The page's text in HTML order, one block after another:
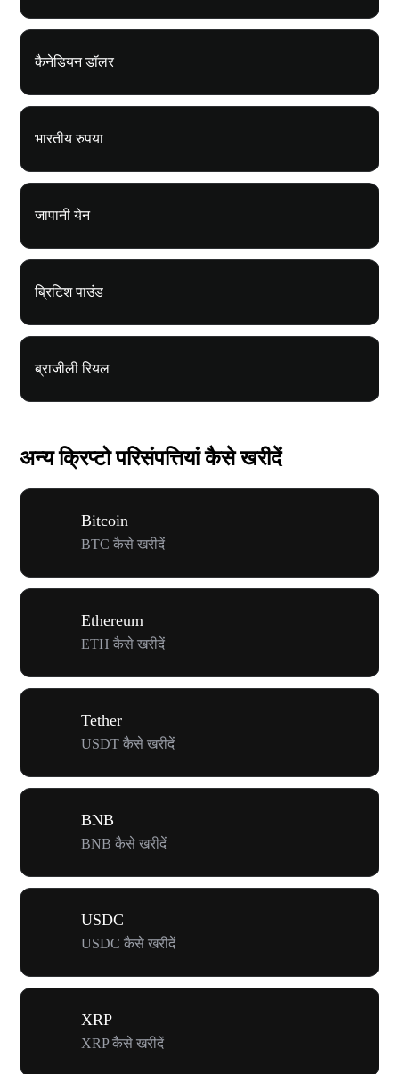
कैनेडियन डॉलर
भारतीय रुपया
जापानी येन
ब्रिटिश पाउंड
ब्राजीली रियल
अन्य क्रिप्टो परिसंपत्तियां कैसे खरीदें
Bitcoin
BTC कैसे खरीदें
Ethereum
ETH कैसे खरीदें
Tether
USDT कैसे खरीदें
BNB
BNB कैसे खरीदें
USDC
USDC कैसे खरीदें
XRP
XRP कैसे खरीदें